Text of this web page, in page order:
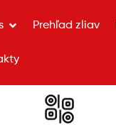
Prehľad zliav